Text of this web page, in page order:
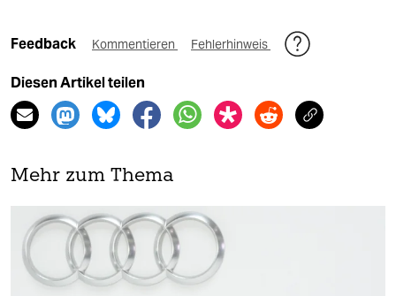
Feedback Kommentieren Fehlerhinweis
Diesen Artikel teilen
Mehr zum Thema